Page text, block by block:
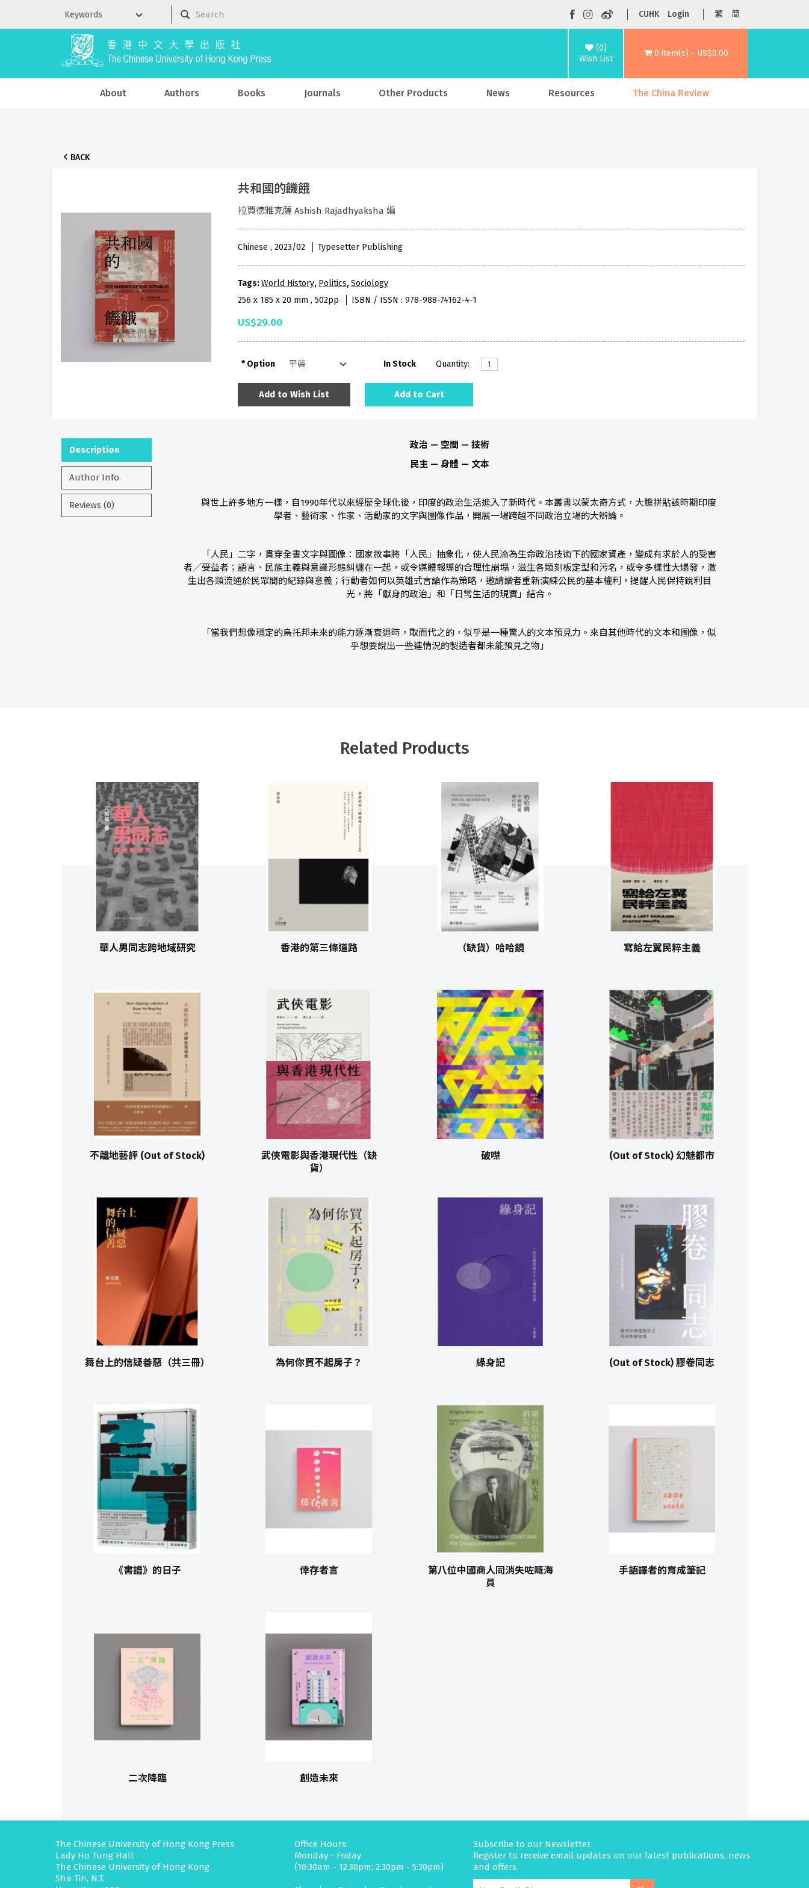
CUHK Login 繁 简
(0)
Wish List
0 item(s) - US$0.00
About Authors Books Journals Other Products News Resources The China Review
BACK
共和國的饑餓
拉賈德雅克薩 Ashish Rajadhyaksha 編
Chinese , 2023/02 Typesetter Publishing
Tags:World History, Politics,Sociology
256 x 185 x 20 mm , 502pp
ISBN / ISSN : 978-988-74162-4-1
US$29.00
Option In Stock Quantity:
Add to Wish List Add to Cart
Description
Author Info.
Reviews (0)
政治 — 空間 — 技術
民主 — 身體 — 文本
與世上許多地方一樣，自1990年代以來經歷全球化後，印度的政治生活進入了新時代。本叢書以蒙太奇方式，大膽拼貼該時期印度
學者、藝術家、作家、活動家的文字與圖像作品，開展一場跨越不同政治立場的大辯論。
「人民」二字，貫穿全書文字與圖像：國家敘事將「人民」抽象化，使人民淪為生命政治技術下的國家資產，變成有求於人的受害
者／受益者；語言、民族主義與意識形態糾纏在一起，或令媒體報導的合理性崩塌，滋生各類刻板定型和污名，或令多樣性大爆發，激
生出各類流通於民眾間的紀錄與意義；行動者如何以英雄式言論作為策略，邀請讀者重新演練公民的基本權利，提醒人民保持銳利目
光，將「獻身的政治」和「日常生活的現實」結合。
「當我們想像穩定的烏托邦未來的能力逐漸衰退時，取而代之的，似乎是一種驚人的文本預見力。來自其他時代的文本和圖像，似
乎想要說出一些連情況的製造者都未能預見之物」
Related Products
華人男同志跨地域研究 香港的第三條道路 （缺貨）哈哈鏡 寫給左翼民粹主義
不離地藝評 (Out of Stock)
武俠電影與香港現代性（缺
貨）
破噤 (Out of Stock) 幻魅都市
舞台上的信疑善惡（共三冊） 為何你買不起房子？ 緣身記 (Out of Stock) 膠卷同志
《書譜》的日子 倖存者言
第八位中國商人同消失咗嘅海
員
手語譯者的育成筆記
二次降臨 創造未來
The Chinese University of Hong Kong Press
Lady Ho Tung Hall
The Chinese University of Hong Kong
Sha Tin, N.T.
Office Hours:
Monday - Friday
(10:30am - 12:30pm; 2:30pm - 5:30pm)
Subscribe to our Newsletter.
Register to receive email updates on our latest publications, news
and offers.